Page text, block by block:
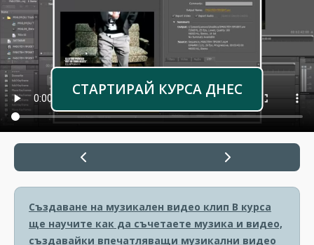
СТАРТИРАЙ КУРСА ДНЕС
Създаване на музикален видео клип В курса
ще научите как да съчетаете музика и видео,
създавайки впечатляващи музикални видео